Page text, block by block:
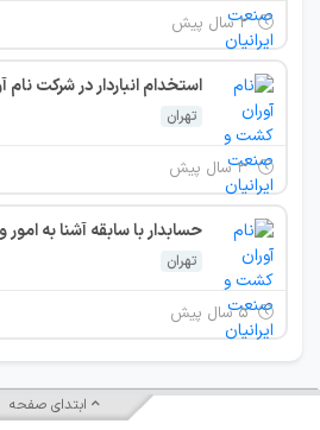
۲ سال پیش
تهران
۳ سال پیش
حسابدار با سابقه آشنا به
تهران
۵ سال پیش
ابتدای صفحه